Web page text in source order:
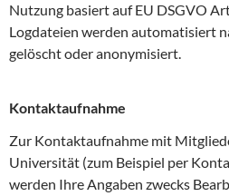
Nutzung basiert auf EU DSGVO
Logdateien werden automatisiert
gelöscht oder anonymisiert.
Kontaktaufnahme
Zur Kontaktaufnahme mit
Universität (zum Beispiel per
werden Ihre Angaben zwecks